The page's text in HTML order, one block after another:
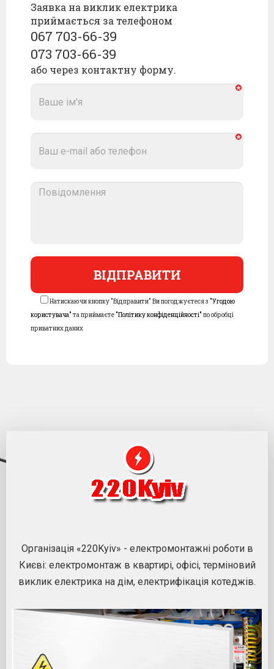
Заявка на виклик електрика
приймається за телефоном
067 703-66-39
073 703-66-39
або через контактну форму.
Натискаючи кнопку "Відправити" Ви погоджуєтеся з "Угодою
користувача" та приймаєте "Політику конфіденційності" по обробці
приватних даних
Організація «220Kyiv» - електромонтажні роботи в
Києві: електромонтаж в квартирі, офісі, терміновий
виклик електрика на дім, електрифікація котеджів.